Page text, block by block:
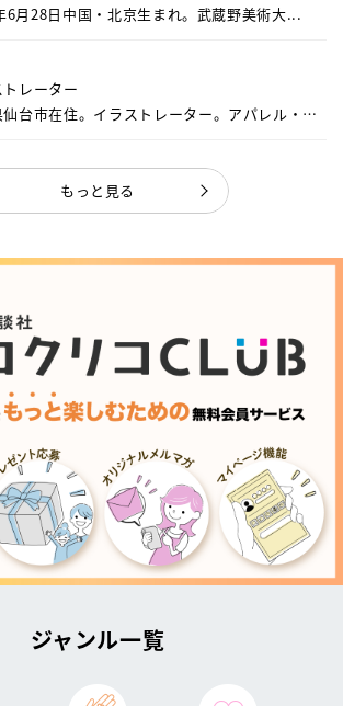
6月28日中国・北京生まれ。武蔵野美術大...
レーター
台市在住。イラストレーター。アパレル・キ
もっと見る
ジャンル一覧